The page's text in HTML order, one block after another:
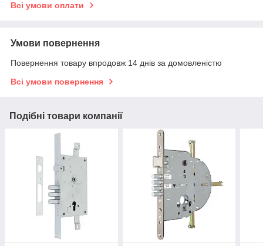
Всі умови оплати
Умови повернення
Повернення товару впродовж 14 днів за домовленістю
Всі умови повернення
Подібні товари компанії